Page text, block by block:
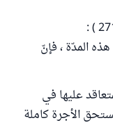
المدّة ، فإنّ
عليها في
الأجرة كاملة